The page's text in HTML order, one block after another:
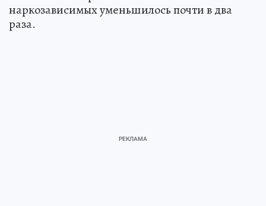
наркозависимых уменьшилось почти в два
раза.